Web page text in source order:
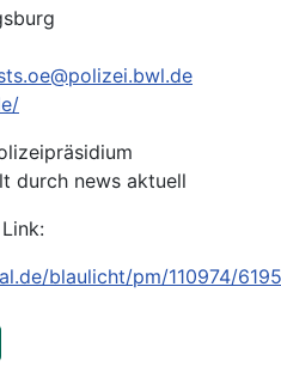
durch news aktuell
blaulicht/pm/110974/